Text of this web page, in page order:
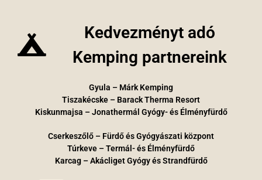
Kedvezményt adó
Kemping partnereink
Gyula – Márk Kemping
Tiszakécske – Barack Therma Resort
Kiskunmajsa – Jonathermál Gyógy- és Élményfürdő
Cserkeszőlő – Fürdő és Gyógyászati központ
Túrkeve – Termál- és Élményfürdő
Karcag – Akácliget Gyógy és Strandfürdő